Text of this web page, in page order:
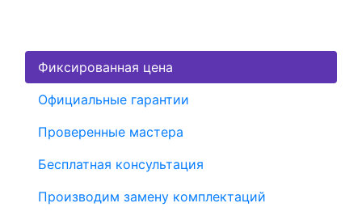
Фиксированная цена
Официальные гарантии
Проверенные мастера
Бесплатная консультация
Производим замену комплектаций